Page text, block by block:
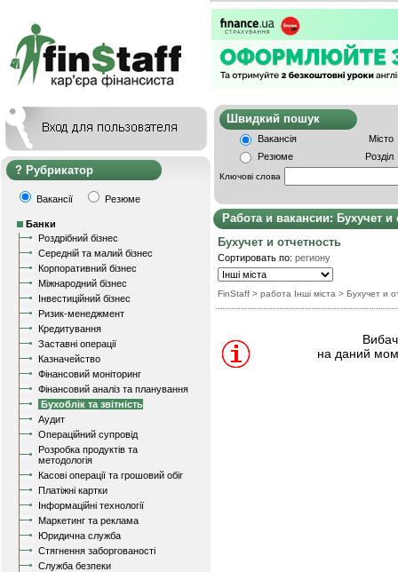
Рубрикатор
Вакансії Резюме
Банки
Роздрібний бізнес
Середній та малий бізнес
Корпоративний бізнес
Міжнародний бізнес
Інвестиційний бізнес
Ризик-менеджмент
Кредитування
Заставні операції
Казначейство
Фінансовий моніторинг
Фінансовий аналіз та планування
Бухоблік та звітність
Аудит
Операційний супровід
Розробка продуктів та
методологія
Касові операції та грошовий обіг
Платіжні картки
Інформаційні технології
Маркетинг та реклама
Юридична служба
Стягнення заборгованості
Служба безпеки
Швидкий
Вакансія
Місто
Резюме
Розділ
Ключові слова
Работа и вакансии: Бухучет и
Бухучет и отчетность
Сортировать по: региону
FinStaff > работа Інші міста > Бухучет и
на даний